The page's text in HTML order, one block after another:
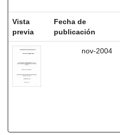
Vista
previa
Fecha de
publicación
nov-2004